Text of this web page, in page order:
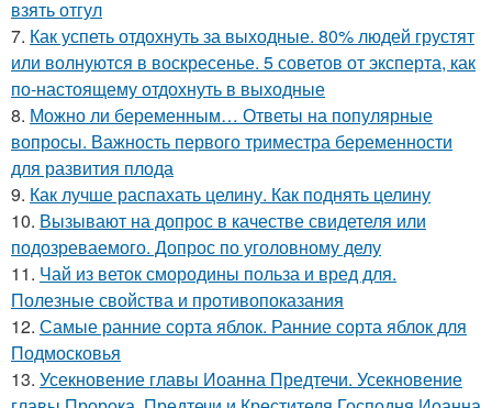
взять отгул
7. Как успеть отдохнуть за выходные. 80% людей грустят
или волнуются в воскресенье. 5 советов от эксперта, как
по-настоящему отдохнуть в выходные
8. Можно ли беременным… Ответы на популярные
вопросы. Важность первого триместра беременности
для развития плода
9. Как лучше распахать целину. Как поднять целину
10. Вызывают на допрос в качестве свидетеля или
подозреваемого. Допрос по уголовному делу
11. Чай из веток смородины польза и вред для.
Полезные свойства и противопоказания
12. Самые ранние сорта яблок. Ранние сорта яблок для
Подмосковья
13. Усекновение главы Иоанна Предтечи. Усекновение